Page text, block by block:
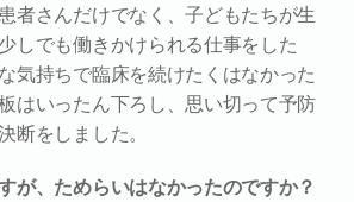
者さんだけでなく、子どもたちが生
しでも働きかけられる仕事をした
気持ちで臨床を続けたくはなかった
はいったん下ろし、思い切って予防
断をしました。
、ためらいはなかったのですか？